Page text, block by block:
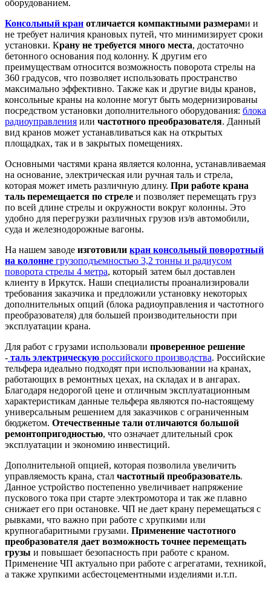
оборудованием.
Консольный кран отличается компактными размерами и
не требует наличия крановых путей, что минимизирует сроки
установки. Крану не требуется много места, достаточно
бетонного основания под колонну. К другим его
преимуществам относится возможность поворота стрелы на
360 градусов, что позволяет использовать пространство
максимально эффективно. Также как и другие виды кранов,
консольные краны на колонне могут быть модернизированы
посредством установки дополнительного оборудования: блока
радиоуправления или частотного преобразователя. Данный
вид кранов может устанавливаться как на открытых
площадках, так и в закрытых помещениях.
Основными частями крана является колонна, устанавливаемая
на основание, электрическая или ручная таль и стрела,
которая может иметь различную длину. При работе крана
таль перемещается по стреле и позволяет перемещать груз
по всей длине стрелы и окружности вокруг колонны. Это
удобно для перегрузки различных грузов из/в автомобили,
суда и железнодорожные вагоны.
На нашем заводе изготовили кран консольный поворотный
на колонне грузоподъемностью 3,2 тонны и радиусом
поворота стрелы 4 метра, который затем был доставлен
клиенту в Иркутск. Наши специалисты проанализировали
требования заказчика и предложили установку некоторых
дополнительных опций (блока радиоуправления и частотного
преобразователя) для большей производительности при
эксплуатации крана.
Для работ с грузами использовали проверенное решение
- таль электрическую российского производства. Российские
тельфера идеально подходят при использовании на кранах,
работающих в ремонтных цехах, на складах и в ангарах.
Благодаря недорогой цене и отличным эксплуатационным
характеристикам данные тельфера являются по-настоящему
универсальным решением для заказчиков с ограниченным
бюджетом. Отечественные тали отличаются большой
ремонтопригодностью, что означает длительный срок
эксплуатации и экономию инвестиций.
Дополнительной опцией, которая позволила увеличить
управляемость крана, стал частотный преобразователь.
Данное устройство постепенно увеличивает напряжение
пускового тока при старте электромотора и так же плавно
снижает его при остановке. ЧП не дает крану перемещаться с
рывками, что важно при работе с хрупкими или
крупногабаритными грузами. Применение частотного
преобразователя дает возможность точнее перемещать
грузы и повышает безопасность при работе с краном.
Применение ЧП актуально при работе с агрегатами, техникой,
а также хрупкими асбестоцементными изделиями и.т.п.